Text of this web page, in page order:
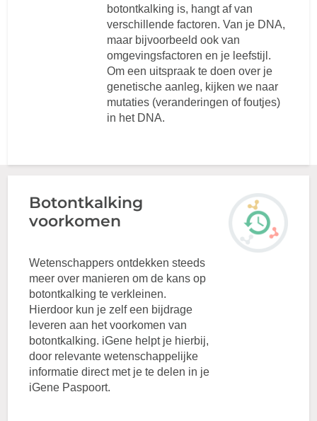
botontkalking is, hangt af van
verschillende factoren. Van je DNA,
maar bijvoorbeeld ook van
omgevingsfactoren en je leefstijl.
Om een uitspraak te doen over je
genetische aanleg, kijken we naar
mutaties (veranderingen of foutjes)
in het DNA.
Botontkalking
voorkomen
Wetenschappers ontdekken steeds
meer over manieren om de kans op
botontkalking te verkleinen.
Hierdoor kun je zelf een bijdrage
leveren aan het voorkomen van
botontkalking. iGene helpt je hierbij,
door relevante wetenschappelijke
informatie direct met je te delen in je
iGene Paspoort.